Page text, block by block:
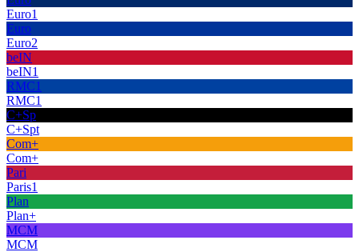
Euro1
Euro
Euro2
beIN
beIN1
RMC1
RMC1
C+Sp
C+Spt
Com+
Com+
Pari
Paris1
Plan
Plan+
MCM
MCM